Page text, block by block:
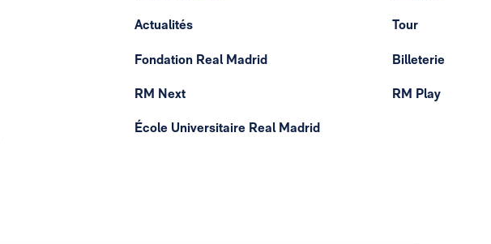
Actualités
Fondation Real Madrid
RM Next
École Universitaire Real Madrid
Tour
Billeterie
RM Play